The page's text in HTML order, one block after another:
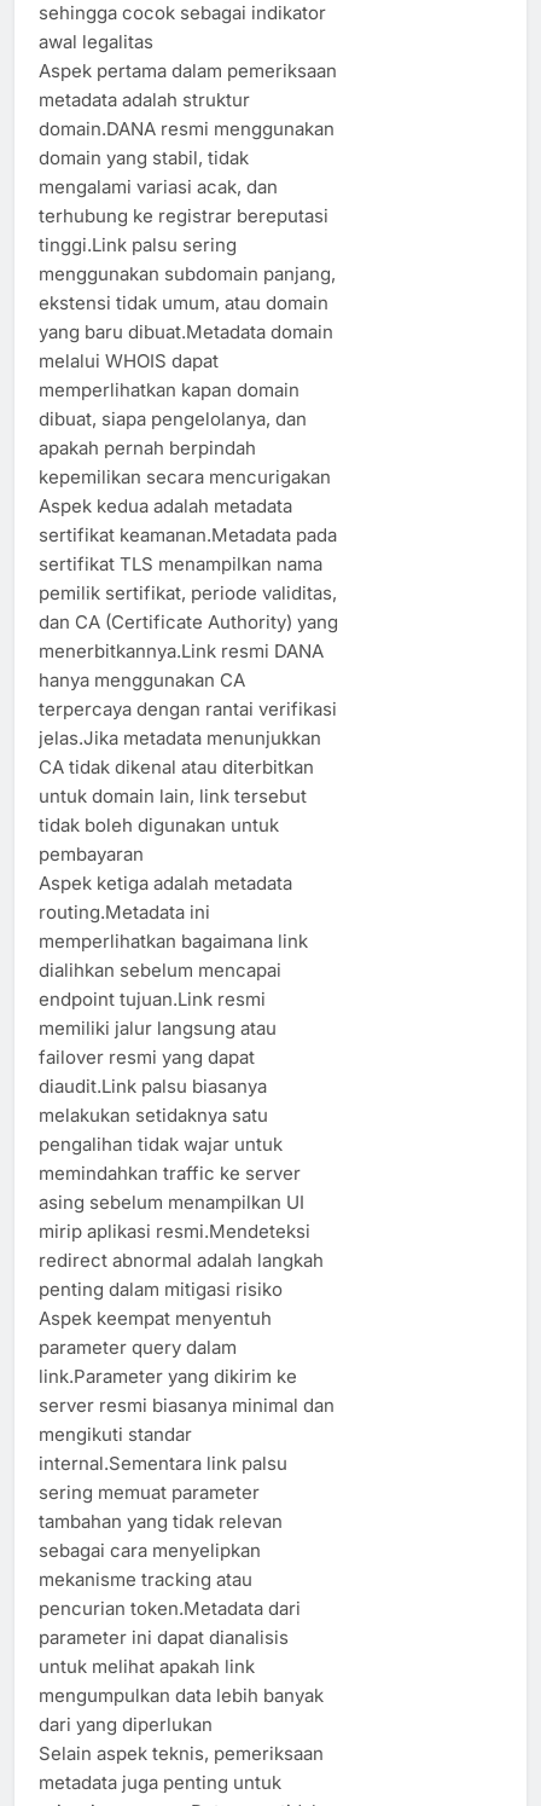
sehingga cocok sebagai indikator
awal legalitas
Aspek pertama dalam pemeriksaan
metadata adalah struktur
domain.DANA resmi menggunakan
domain yang stabil, tidak
mengalami variasi acak, dan
terhubung ke registrar bereputasi
tinggi.Link palsu sering
menggunakan subdomain panjang,
ekstensi tidak umum, atau domain
yang baru dibuat.Metadata domain
melalui WHOIS dapat
memperlihatkan kapan domain
dibuat, siapa pengelolanya, dan
apakah pernah berpindah
kepemilikan secara mencurigakan
Aspek kedua adalah metadata
sertifikat keamanan.Metadata pada
sertifikat TLS menampilkan nama
pemilik sertifikat, periode validitas,
dan CA (Certificate Authority) yang
menerbitkannya.Link resmi DANA
hanya menggunakan CA
terpercaya dengan rantai verifikasi
jelas.Jika metadata menunjukkan
CA tidak dikenal atau diterbitkan
untuk domain lain, link tersebut
tidak boleh digunakan untuk
pembayaran
Aspek ketiga adalah metadata
routing.Metadata ini
memperlihatkan bagaimana link
dialihkan sebelum mencapai
endpoint tujuan.Link resmi
memiliki jalur langsung atau
failover resmi yang dapat
diaudit.Link palsu biasanya
melakukan setidaknya satu
pengalihan tidak wajar untuk
memindahkan traffic ke server
asing sebelum menampilkan UI
mirip aplikasi resmi.Mendeteksi
redirect abnormal adalah langkah
penting dalam mitigasi risiko
Aspek keempat menyentuh
parameter query dalam
link.Parameter yang dikirim ke
server resmi biasanya minimal dan
mengikuti standar
internal.Sementara link palsu
sering memuat parameter
tambahan yang tidak relevan
sebagai cara menyelipkan
mekanisme tracking atau
pencurian token.Metadata dari
parameter ini dapat dianalisis
untuk melihat apakah link
mengumpulkan data lebih banyak
dari yang diperlukan
Selain aspek teknis, pemeriksaan
metadata juga penting untuk